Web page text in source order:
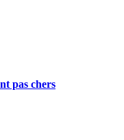
pas chers